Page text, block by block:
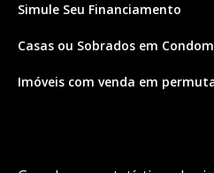
Simule Seu Financiamento
Casas ou Sobrados em
Imóveis com venda em